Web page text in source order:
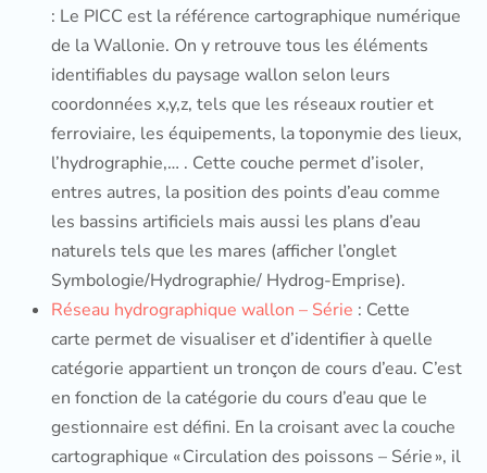
: Le PICC est la référence cartographique numérique
de la Wallonie. On y retrouve tous les éléments
identifiables du paysage wallon selon leurs
coordonnées x,y,z, tels que les réseaux routier et
ferroviaire, les équipements, la toponymie des lieux,
l’hydrographie,… . Cette couche permet d’isoler,
entres autres, la position des points d’eau comme
les bassins artificiels mais aussi les plans d’eau
naturels tels que les mares (afficher l’onglet
Symbologie/Hydrographie/ Hydrog-Emprise).
Réseau hydrographique wallon – Série : Cette
carte permet de visualiser et d’identifier à quelle
catégorie appartient un tronçon de cours d’eau. C’est
en fonction de la catégorie du cours d’eau que le
gestionnaire est défini. En la croisant avec la couche
cartographique « Circulation des poissons – Série », il